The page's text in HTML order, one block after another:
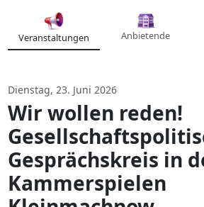
Veranstaltungen Anbietende
Dienstag, 23. Juni 2026
Wir wollen reden!
Gesprächskreis in
Kammerspielen